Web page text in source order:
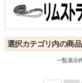
選択カテゴリ内の商
一覧表示